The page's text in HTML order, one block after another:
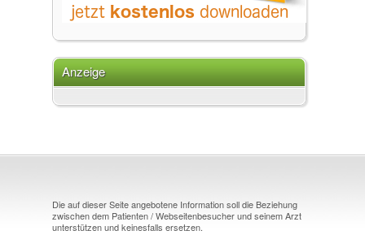
Anzeige
Die auf dieser Seite angebotene Information soll die Beziehung
zwischen dem Patienten / Webseitenbesucher und seinem Arzt
unterstützen und keinesfalls ersetzen.